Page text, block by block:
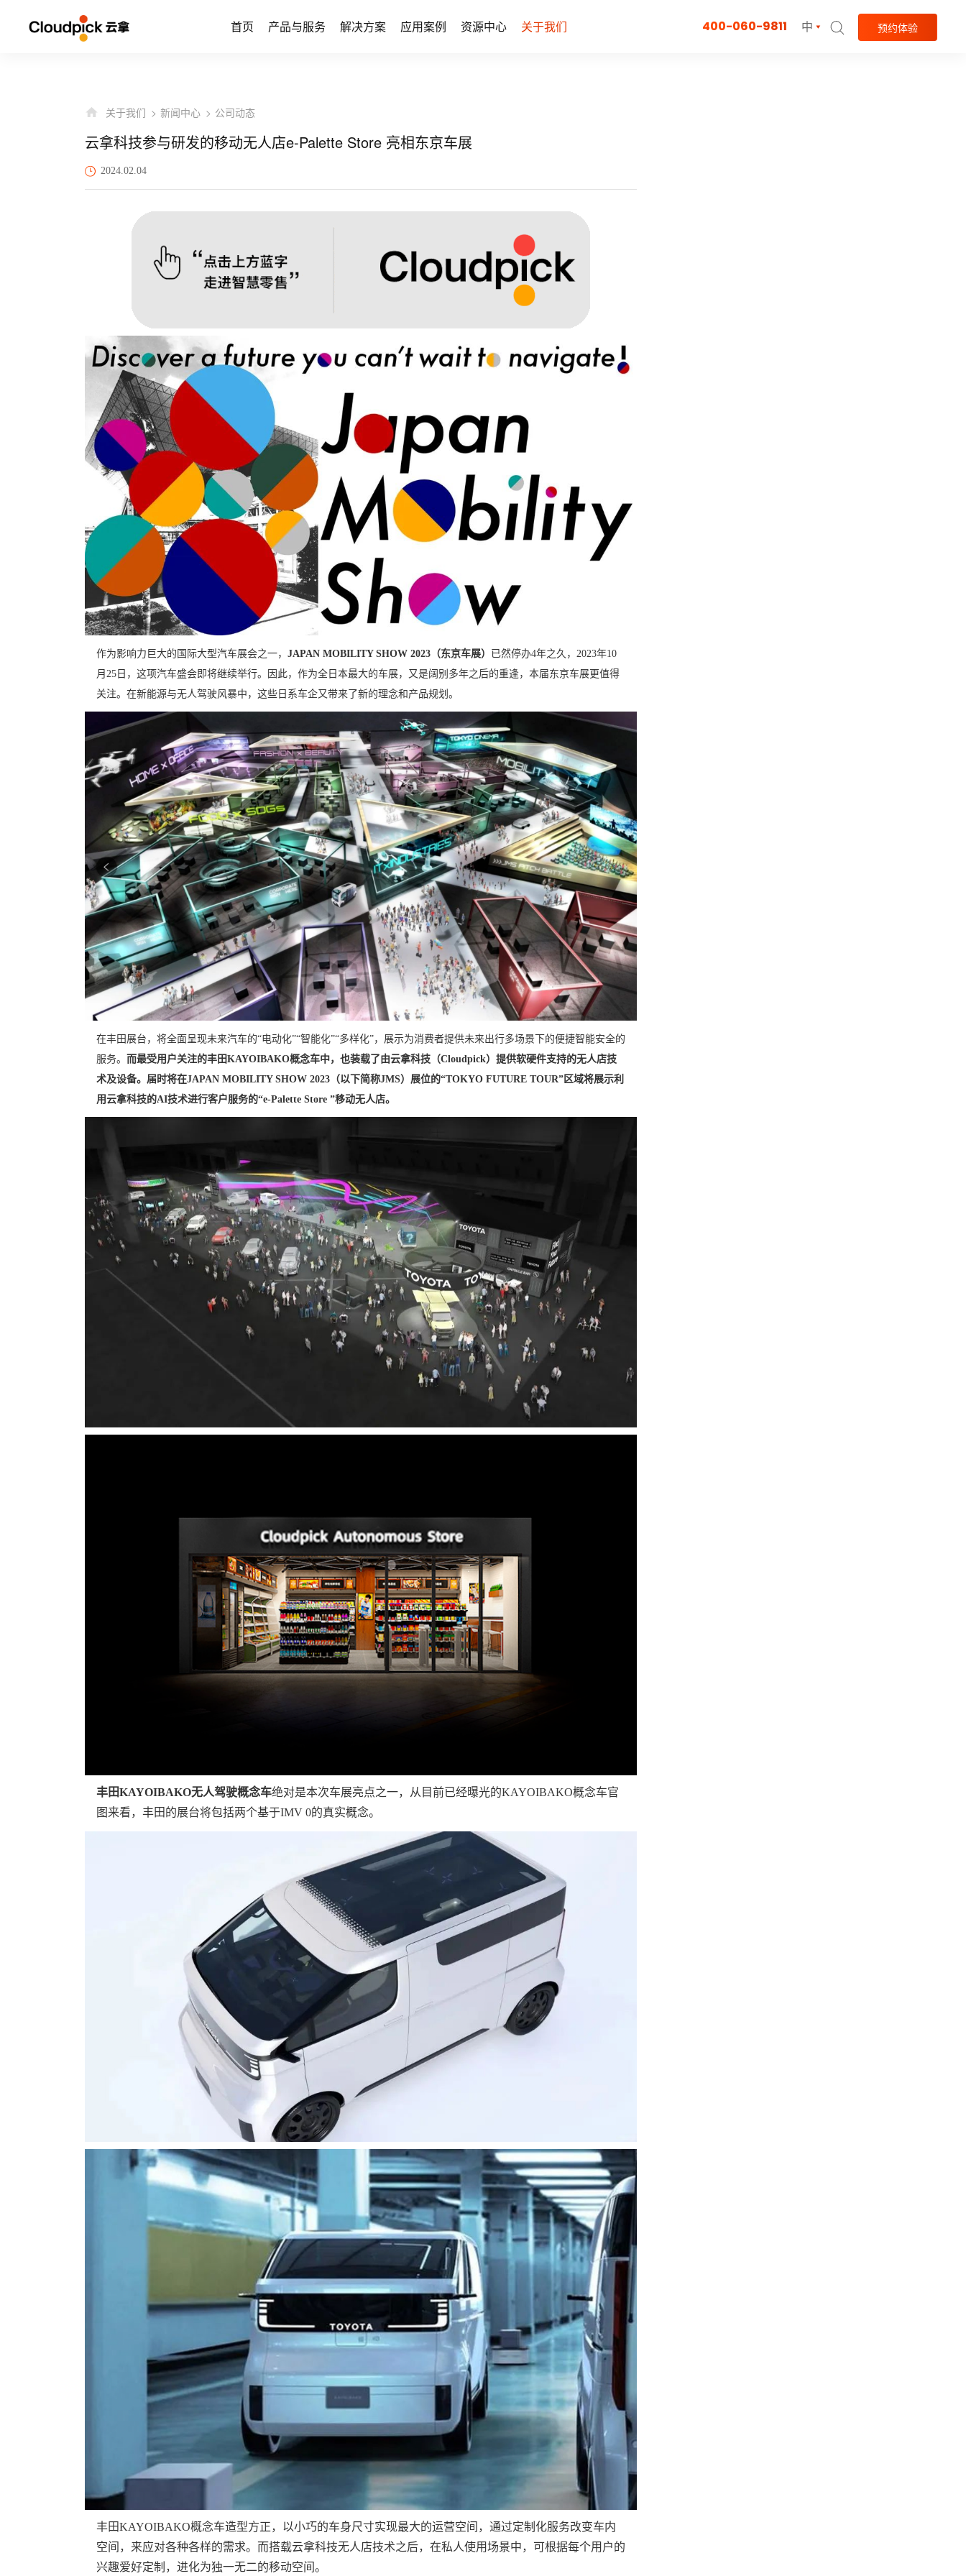
首页 产品与服务 解决方案 应用案例 资源中心 关于我们 400-060-9811 中 预约体验
关于我们 新闻中心 公司动态
云拿科技参与研发的移动无人店e-Palette Store 亮相东京车展
2024.02.04
作为影响力巨大的国际大型汽车展会之一， JAPAN MOBILITY SHOW 2023（东京车展）
已然停办4年之久，2023年10
月25日，这项汽车盛会即将继续举行。
因此，作为全日本最大的车展，又是阔别多年之后的重逢，本届东京车展更值得
关注。在新能源与无人驾驶风暴中，这些日系车企又带来了新的理念和产品规划。
在丰田展台，将全面呈现未来汽车的“电动化”“智能化”“多样化”，展示为消费者提供未来出行多场景下的便捷智能安全的
服务。 而最受用户关注的丰田KAYOIBAKO概念车中，也装载了由云拿科技（Cloudpick）提供软硬件支持的无人店技
术及设备。届时将在JAPAN MOBILITY SHOW 2023（以下简称JMS）展位的“TOKYO FUTURE TOUR”区域将展示利
用云拿科技的AI技术进行客户服务的“e-Palette Store ”移动无人店。
丰田KAYOIBAKO无人驾驶概念车绝对是本次车展亮点之一，从目前已经曝光的KAYOIBAKO概念车官
图来看，丰田的展台将包括两个基于IMV 0的真实概念。
丰田KAYOIBAKO概念车造型方正，以小巧的车身尺寸实现最大的运营空间，通过定制化服务改变车内
空间，来应对各种各样的需求。而搭载云拿科技无人店技术之后，在私人使用场景中，可根据每个用户的
兴趣爱好定制，进化为独一无二的移动空间。